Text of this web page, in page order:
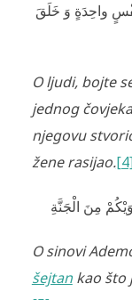
واحِدَةٍ وَ خَلَقَ
O ljudi, bojte
jednog
njegovu
žene rasijao.
مِنَ الْجَنَّةِ
O sinovi
šejtankao što